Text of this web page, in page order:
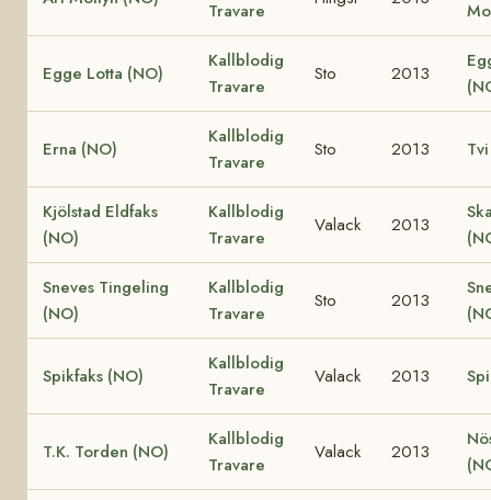
Travare
Egge Lotta (NO)
Kallblodig
Travare
Sto 2013
Erna (NO)
Kallblodig
Travare
Sto 2013
Kjölstad Eldfaks
(NO)
Kallblodig
Travare
Valack 2013
Sneves Tingeling
(NO)
Kallblodig
Travare
Sto 2013
Spikfaks (NO)
Kallblodig
Travare
Valack 2013
T.K. Torden (NO)
Kallblodig
Travare
Valack 2013